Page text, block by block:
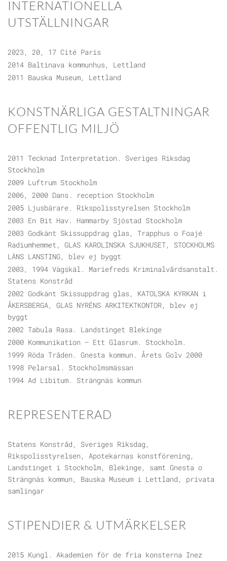
INTERNATIONELLA
UTSTÄLLNINGAR
2023, 20, 17 Cité Paris
2014 Baltinava kommunhus, Lettland
2011 Bauska Museum, Lettland
KONSTNÄRLIGA GESTALTNINGAR
OFFENTLIG MILJÖ
2011 Tecknad Interpretation. Sveriges Riksdag
Stockholm
2009 Luftrum Stockholm
2006, 2000 Dans. reception Stockholm
2005 Ljusbärare. Rikspolisstyrelsen Stockholm
2003 En Bit Hav. Hammarby Sjöstad Stockholm
2003 Godkänt Skissuppdrag glas, Trapphus o Foajé
Radiumhemmet, GLAS KAROLINSKA SJUKHUSET, STOCKHOLMS
LÄNS LANSTING, blev ej byggt
2003, 1994 Vägskäl. Mariefreds Kriminalvårdsanstalt.
Statens Konstråd
2002 Godkänt Skissuppdrag glas, KATOLSKA KYRKAN i
ÅKERSBERGA, GLAS NYRÉNS ARKITEKTKONTOR, blev ej
byggt
2002 Tabula Rasa. Landstinget Blekinge
2000 Kommunikation – Ett Glasrum. Stockholm.
1999 Röda Tråden. Gnesta kommun. Årets Golv 2000
1998 Pelarsal. Stockholmsmässan
1994 Ad Libitum. Strängnäs kommun
REPRESENTERAD
Statens Konstråd, Sveriges Riksdag,
Rikspolisstyrelsen, Apotekarnas konstförening,
Landstinget i Stockholm, Blekinge, samt Gnesta o
Strängnäs kommun, Bauska Museum i Lettland, privata
samlingar
STIPENDIER & UTMÄRKELSER
2015 Kungl. Akademien för de fria konsterna Inez